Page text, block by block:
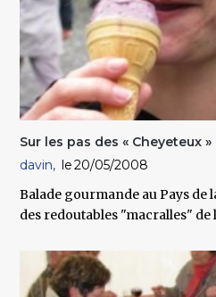
Sur les pas des « Cheyeteux
davin
20/05/2008
Balade gourmande au Pays de
des redoutables "macralles" de